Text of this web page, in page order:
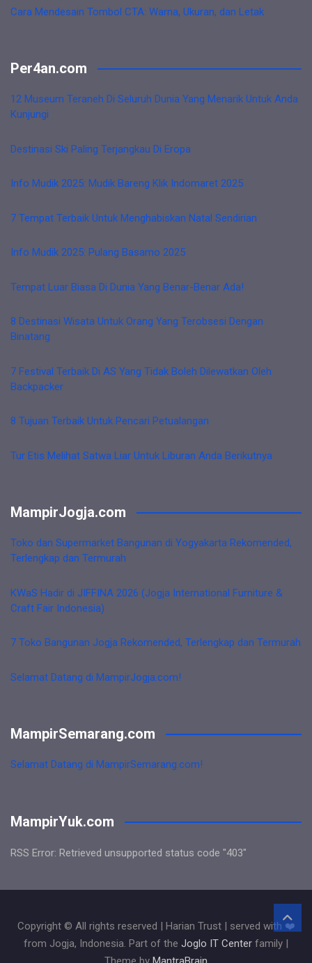
Cara Mendesain Tombol CTA: Warna, Ukuran, dan Letak
Per4an.com
12 Museum Teraneh Di Seluruh Dunia Yang Menarik Untuk Anda
Kunjungi
Destinasi Ski Paling Terjangkau Di Eropa
Info Mudik 2025: Mudik Bareng Klik Indomaret 2025
7 Tempat Terbaik Untuk Menghabiskan Natal Sendirian
Info Mudik 2025: Pulang Basamo 2025
Tempat Luar Biasa Di Dunia Yang Benar-Benar Ada!
8 Destinasi Wisata Untuk Orang Yang Terobsesi Dengan
Binatang
7 Festival Terbaik Di AS Yang Tidak Boleh Dilewatkan Oleh
Backpacker
8 Tujuan Terbaik Untuk Pencari Petualangan
Tur Etis Melihat Satwa Liar Untuk Liburan Anda Berikutnya
MampirJogja.com
Toko dan Supermarket Bangunan di Yogyakarta Rekomended,
Terlengkap dan Termurah
KWaS Hadir di JIFFINA 2026 (Jogja International Furniture &
Craft Fair Indonesia)
7 Toko Bangunan Jogja Rekomended, Terlengkap dan Termurah
Selamat Datang di MampirJogja.com!
MampirSemarang.com
Selamat Datang di MampirSemarang.com!
MampirYuk.com
RSS Error: Retrieved unsupported status code "403"
Copyright © All rights reserved | Harian Trust | served with ❤️
from Jogja, Indonesia. Part of the Joglo IT Center family |